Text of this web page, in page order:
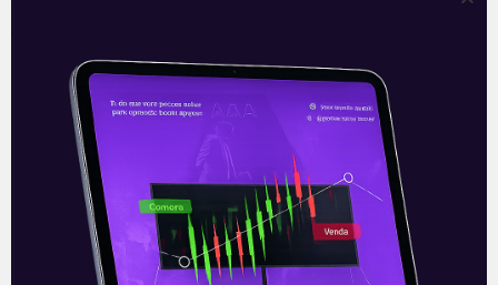
ou equivocadas no momento de sua
publicação, a INSIDE e os seus analistas não
respondem pela veracidade das
informações do conteúdo, mas sim as
companhias de capital aberto que as
divulgaram ao público em geral,